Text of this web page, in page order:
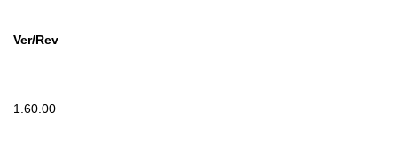
Ver/Rev
1.60.00